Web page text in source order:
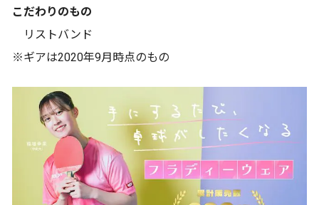
こだわりのもの
リストバンド
※ギアは2020年9月時点のもの